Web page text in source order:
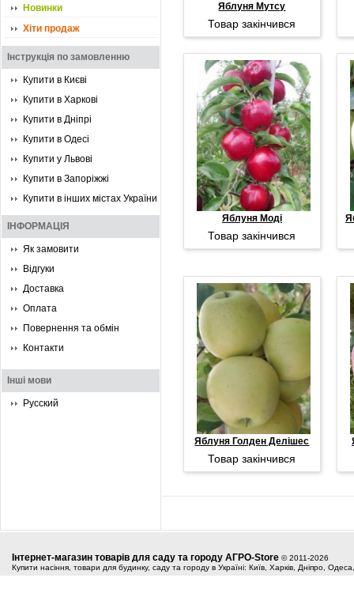
Новинки
Хіти продаж
Інструкція по замовленню
Купити в Києві
Купити в Харкові
Купити в Дніпрі
Купити в Одесі
Купити у Львові
Купити в Запоріжжі
Купити в інших містах України
ІНФОРМАЦІЯ
Як замовити
Відгуки
Доставка
Оплата
Повернення та обмін
Контакти
Інші мови
Русский
Яблуня Мутсу
Товар закінчився
Яблуня Моді
Товар закінчився
Яблуня Голден Делішес
Товар закінчився
Інтернет-магазин товарів для саду та городу АГРО-Store © 2011-2026
Купити насіння, товари для будинку, саду та городу в Україні: Київ, Харків, Дніпро,